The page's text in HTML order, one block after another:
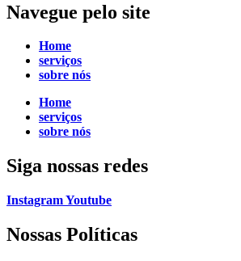
Navegue pelo site
Home
serviços
sobre nós
Home
serviços
sobre nós
Siga nossas redes
InstagramYoutube
Nossas Políticas